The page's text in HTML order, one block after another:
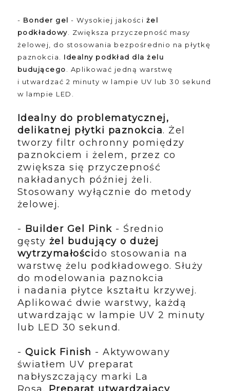
- Bonder gel-Wysokiej jakości żel
podkładowy . Zwiększa przyczepność masy
żelowej, do stosowania bezpośrednio na płytkę
paznokcia.
Idealny podkład dla żelu
budującego . Aplikować jedną warstwę
i utwardzać 2 minuty w lampie UV lub 30 sekund
w lampie LED.
Idealny do problematycznej,
delikatnej płytki paznokcia. Żel
tworzy filtr ochronny pomiędzy
paznokciem i żelem, przez co
zwiększa się przyczepność
nakładanych później żeli.
Stosowany wyłącznie do metody
żelowej.
- Builder Gel Pink - Średnio
gęsty żel budujący o dużej
wytrzymałoścido stosowania na
warstwę żelu podkładowego. Służy
do modelowania paznokcia
i nadania płytce kształtu krzywej.
Aplikować dwie warstwy, każdą
utwardzając w lampie UV 2 minuty
lub LED 30 sekund.
- Quick Finish -Aktywowany
światłem UV preparat
nabłyszczający marki La